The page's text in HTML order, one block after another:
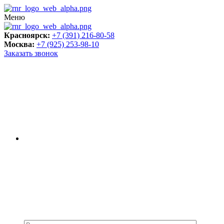
Меню
Красноярск: +7 (391) 216-80-58
Москва: +7 (925) 253-98-10
Заказать звонок